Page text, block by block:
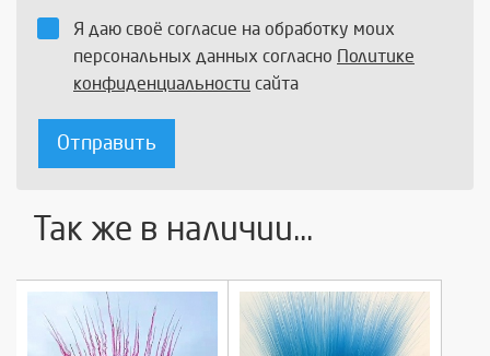
Я даю своё согласие на обработку моих
персональных данных согласно Политике
конфиденциальности сайта
Отправить
Так же в наличии...